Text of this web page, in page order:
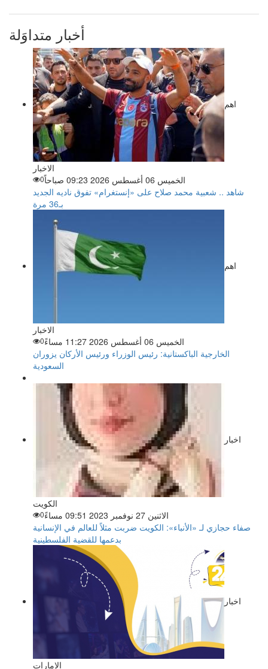
أخبار متداوَلة
اهم
الاخبار
الخميس 06 أغسطس 2026 09:23 صباحاً
0
شاهد .. شعبية محمد صلاح على «إنستغرام» تفوق ناديه الجديد
بـ36 مرة
اهم
الاخبار
الخميس 06 أغسطس 2026 11:27 مساءً
0
الخارجية الباكستانية: رئيس الوزراء ورئيس الأركان يزوران
السعودية
اخبار
الكويت
الاثنين 27 نوفمبر 2023 09:51 مساءً
0
صفاء حجازي لـ «الأنباء»: الكويت ضربت مثلاً للعالم في الإنسانية
بدعمها للقضية الفلسطينية
اخبار
الامارات